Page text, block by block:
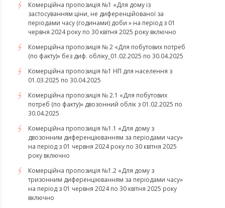
Комерційна пропозиція №1 «Для дому із
застосуванням ціни, не диференційованої за
періодами часу (годинами) доби » на період з 01
червня 2024 року по 30 квітня 2025 року включно
Комерційна пропозиція № 2 «Для побутових потреб
(по факту)» без диф. обліку_01.02.2025 по 30.04.2025
Комерційна пропозиція №1 НП для населення з
01.03.2025 по 30.04.2025
Комерційна пропозиція № 2.1 «Для побутових
потреб (по факту)» двозонний облік з 01.02.2025 по
30.04.2025
Комерційна пропозиція №1.1 «Для дому з
двозонним диференціюванням за періодами часу»
на період з 01 червня 2024 року по 30 квітня 2025
року включно
Комерційна пропозиція №1.2 «Для дому з
тризонним диференціюванням за періодами часу»
на період з 01 червня 2024 по 30 квітня 2025 року
включно